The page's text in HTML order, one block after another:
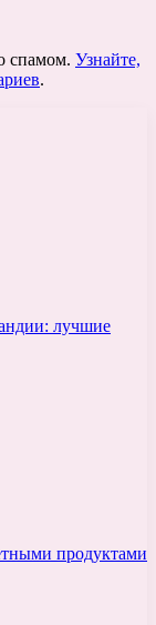
спамом. Узнайте,
.
лучшие
продуктами